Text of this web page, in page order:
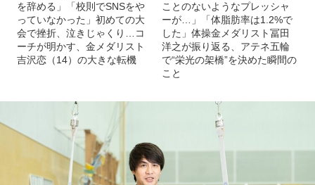
を辞める」「校則でSNSをや
っていなかった」初めての大
会で挫折、泣きじゃくり…コ
ーチが明かす、金メダリスト
吉沢恋（14）の大きな転機
ことのないようなプレッシャ
ーが…」「体脂肪率は1.2%で
した」体操金メダリスト冨田
洋之が振り返る、アテネ五輪
で“栄光の架橋”を決めた瞬間の
こと